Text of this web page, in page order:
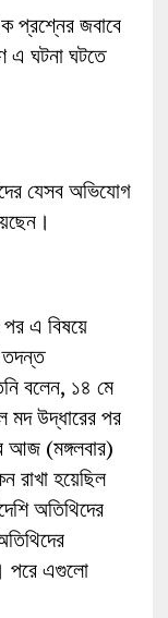
প্রশ্নের জবাবে
এ ঘটনা ঘটতে
যেসব অভিযোগ
পর এ বিষয়ে
তদন্ত
বলেন, ১৪ মে
মদ উদ্ধারের পর
আজ (মঙ্গলবার)
রাখা হয়েছিল
অতিথিদের
পরে এগুলো